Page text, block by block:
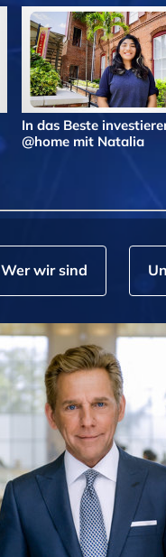
In das Beste
@home mit Natalia
Wer wir sind